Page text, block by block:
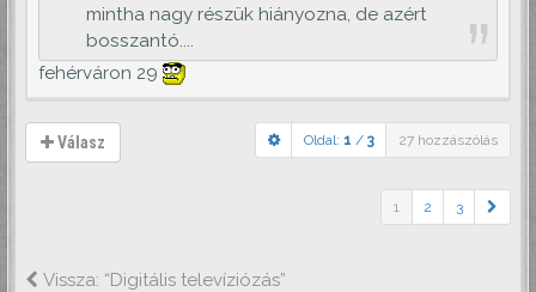
mintha nagy részük hiányozna, de azért
bosszantó....
fehérváron 29
Válasz Oldal: 1 / 3 27 hozzászólás
1 2 3
Vissza: “Digitális televíziózás”